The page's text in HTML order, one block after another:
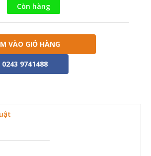
Còn hàng
VÀO GIỎ HÀNG
9741488